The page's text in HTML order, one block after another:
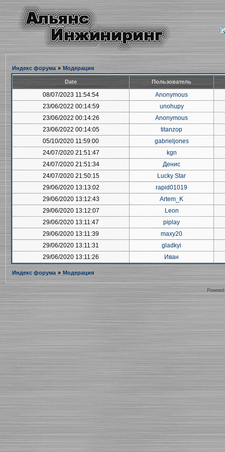
Индекс форума » Модерация
Date Пользователь
08/07/2023 11:54:54
Anonymous
23/06/2022 00:14:59
unohupy
23/06/2022 00:14:26
Anonymous
23/06/2022 00:14:05
titanzop
05/10/2020 11:59:00
gabrieljones
24/07/2020 21:51:47
kgn
24/07/2020 21:51:34
Денис
24/07/2020 21:50:15
Lucky Star
29/06/2020 13:13:02
rapid01019
29/06/2020 13:12:43
Artem_K
29/06/2020 13:12:07
Leon
29/06/2020 13:11:47
piplay
29/06/2020 13:11:39
maxy20
29/06/2020 13:11:31
gladkyi
29/06/2020 13:11:26
Иван
Индекс форума » Модерация